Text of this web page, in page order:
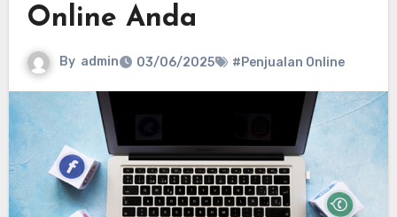
Online Anda
By admin 03/06/2025 #Penjualan Online